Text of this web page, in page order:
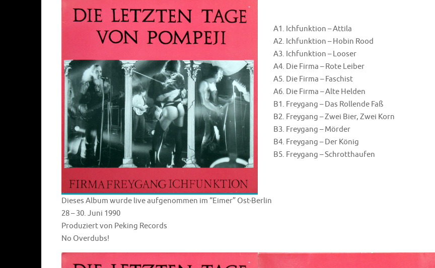
A1. Ichfunktion – Attila
A2. Ichfunktion – Hobin Rood
A3. Ichfunktion – Looser
A4. Die Firma – Rote Leiber
A5. Die Firma – Faschist
A6. Die Firma – Alte Helden
B1. Freygang – Das Rollende Faß
B2. Freygang – Zwei Bier, Zwei Korn
B3. Freygang – Mörder
B4. Freygang – Der König
B5. Freygang – Schrotthaufen
Dieses Album wurde live aufgenommen im “Eimer” Ost-Berlin
28 – 30. Juni 1990
Produziert von Peking Records
No Overdubs!